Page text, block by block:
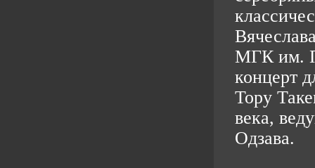
МГК им.
концерт
Тору
века,
Одзава.